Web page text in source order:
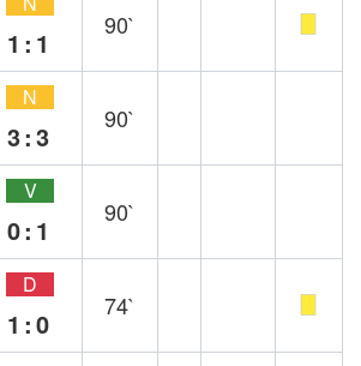
1:1
90`
N
3:3
90`
V
0:1
90`
D
1:0
74`